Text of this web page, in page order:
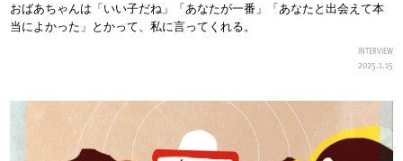
おばあちゃんは「いい子だね」「あなたが一番」「あなたと出会えて本
当によかった」とかって、私に言ってくれる。
INTERVIEW
2025.1.15